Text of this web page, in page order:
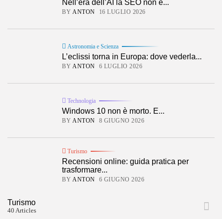
Nell’era dell’AI la SEO non è...
BY ANTON 16 LUGLIO 2026
Astronomia e Scienza
L’eclissi torna in Europa: dove vederla...
BY ANTON 6 LUGLIO 2026
Technologia
Windows 10 non è morto. E...
BY ANTON 8 GIUGNO 2026
Turismo
Recensioni online: guida pratica per
trasformare...
BY ANTON 6 GIUGNO 2026
Turismo
40 Articles